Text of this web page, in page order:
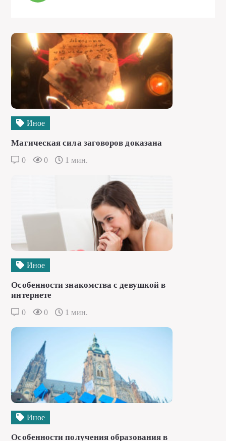
Иное
Магическая сила заговоров доказана
0 0 1 мин.
Иное
Особенности знакомства с девушкой в
интернете
0 0 1 мин.
Иное
Особенности получения образования в